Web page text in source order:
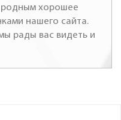
родным хорошее
нашего сайта.
рады вас видеть и